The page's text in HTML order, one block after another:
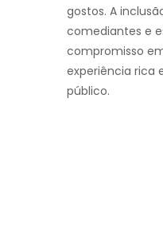
gostos. A
comediantes e
compromisso
experiência rica
público.